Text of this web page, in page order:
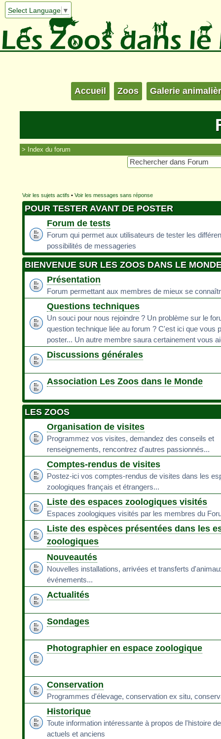
Select Language ▼
Accueil Zoos Galerie
Index du forum
Voir les sujets actifs • Voir les messages sans réponse
POUR TESTER AVANT DE POSTER
Forum de tests
Forum qui permet aux utilisateurs de tester les
possibilités de messageries
BIENVENUE SUR LES ZOOS DANS LE
Présentation
Forum permettant aux membres de mieux se
Questions techniques
Un souci pour nous rejoindre ? Un problème sur le
question technique liée au forum ? C'est ici que vous
poster... Un autre membre saura certainement vous
Discussions générales
Association Les Zoos dans le Monde
LES ZOOS
Organisation de visites
Programmez vos visites, demandez des conseils et
renseignements, rencontrez d'autres passionnés...
Comptes-rendus de visites
Postez-ici vos comptes-rendus de visites dans les
zoologiques français et étrangers...
Liste des espaces zoologiques visités
Espaces zoologiques visités par les membres du
Liste des espèces présentées dans les
zoologiques
Nouveautés
Nouvelles installations, arrivées et transferts
événements...
Actualités
Sondages
Photographier en espace zoologique
Conservation
Programmes d'élevage, conservation ex situ,
Historique
Toute information intéressante à propos de l'histoire
actuels et anciens